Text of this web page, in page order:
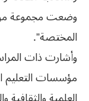
وضعت مجموعة من
المختصة”.
وأشارت ذات
مؤسسات التعليم